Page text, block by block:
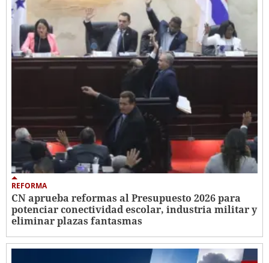
REFORMA
CN aprueba reformas al Presupuesto 2026 para
potenciar conectividad escolar, industria militar y
eliminar plazas fantasmas